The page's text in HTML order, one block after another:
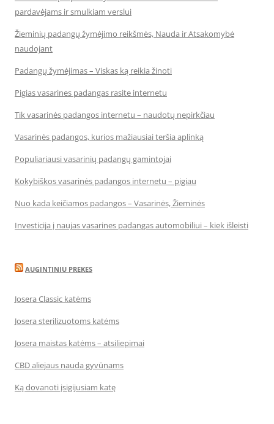
pardavėjams ir smulkiam verslui
Žieminių padangų žymėjimo reikšmės, Nauda ir Atsakomybė
naudojant
Padangų žymėjimas – Viskas ką reikia žinoti
Pigias vasarines padangas rasite internetu
Tik vasarinės padangos internetu – naudotų nepirkčiau
Vasarinės padangos, kurios mažiausiai teršia aplinką
Populiariausi vasarinių padangų gamintojai
Kokybiškos vasarinės padangos internetu – pigiau
Nuo kada keičiamos padangos – Vasarinės, Žieminės
Investicija į naujas vasarines padangas automobiliui – kiek išleisti
AUGINTINIU PREKES
Josera Classic katėms
Josera sterilizuotoms katėms
Josera maistas katėms – atsiliepimai
CBD aliejaus nauda gyvūnams
Ką dovanoti įsigijusiam katę